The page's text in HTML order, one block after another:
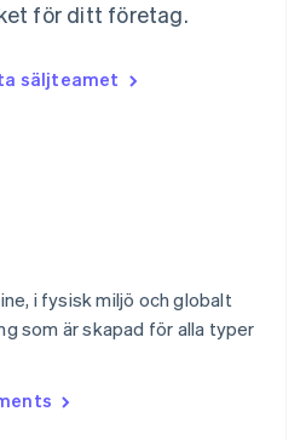
för ditt företag.
säljteamet
i fysisk miljö och globalt
som är skapad för alla typer
English